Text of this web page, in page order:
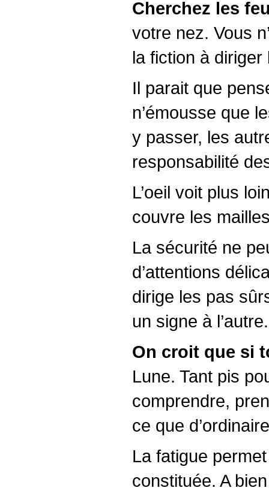
Cherchez les
votre nez. Vous
la fiction à
Il parait que
n’émousse que
y passer, les
responsabilité
L’oeil voit plus
couvre les
La sécurité ne
d’attentions
dirige les pas
un signe à
On croit que si
Lune. Tant pis
comprendre,
ce que
La fatigue
constituée. A